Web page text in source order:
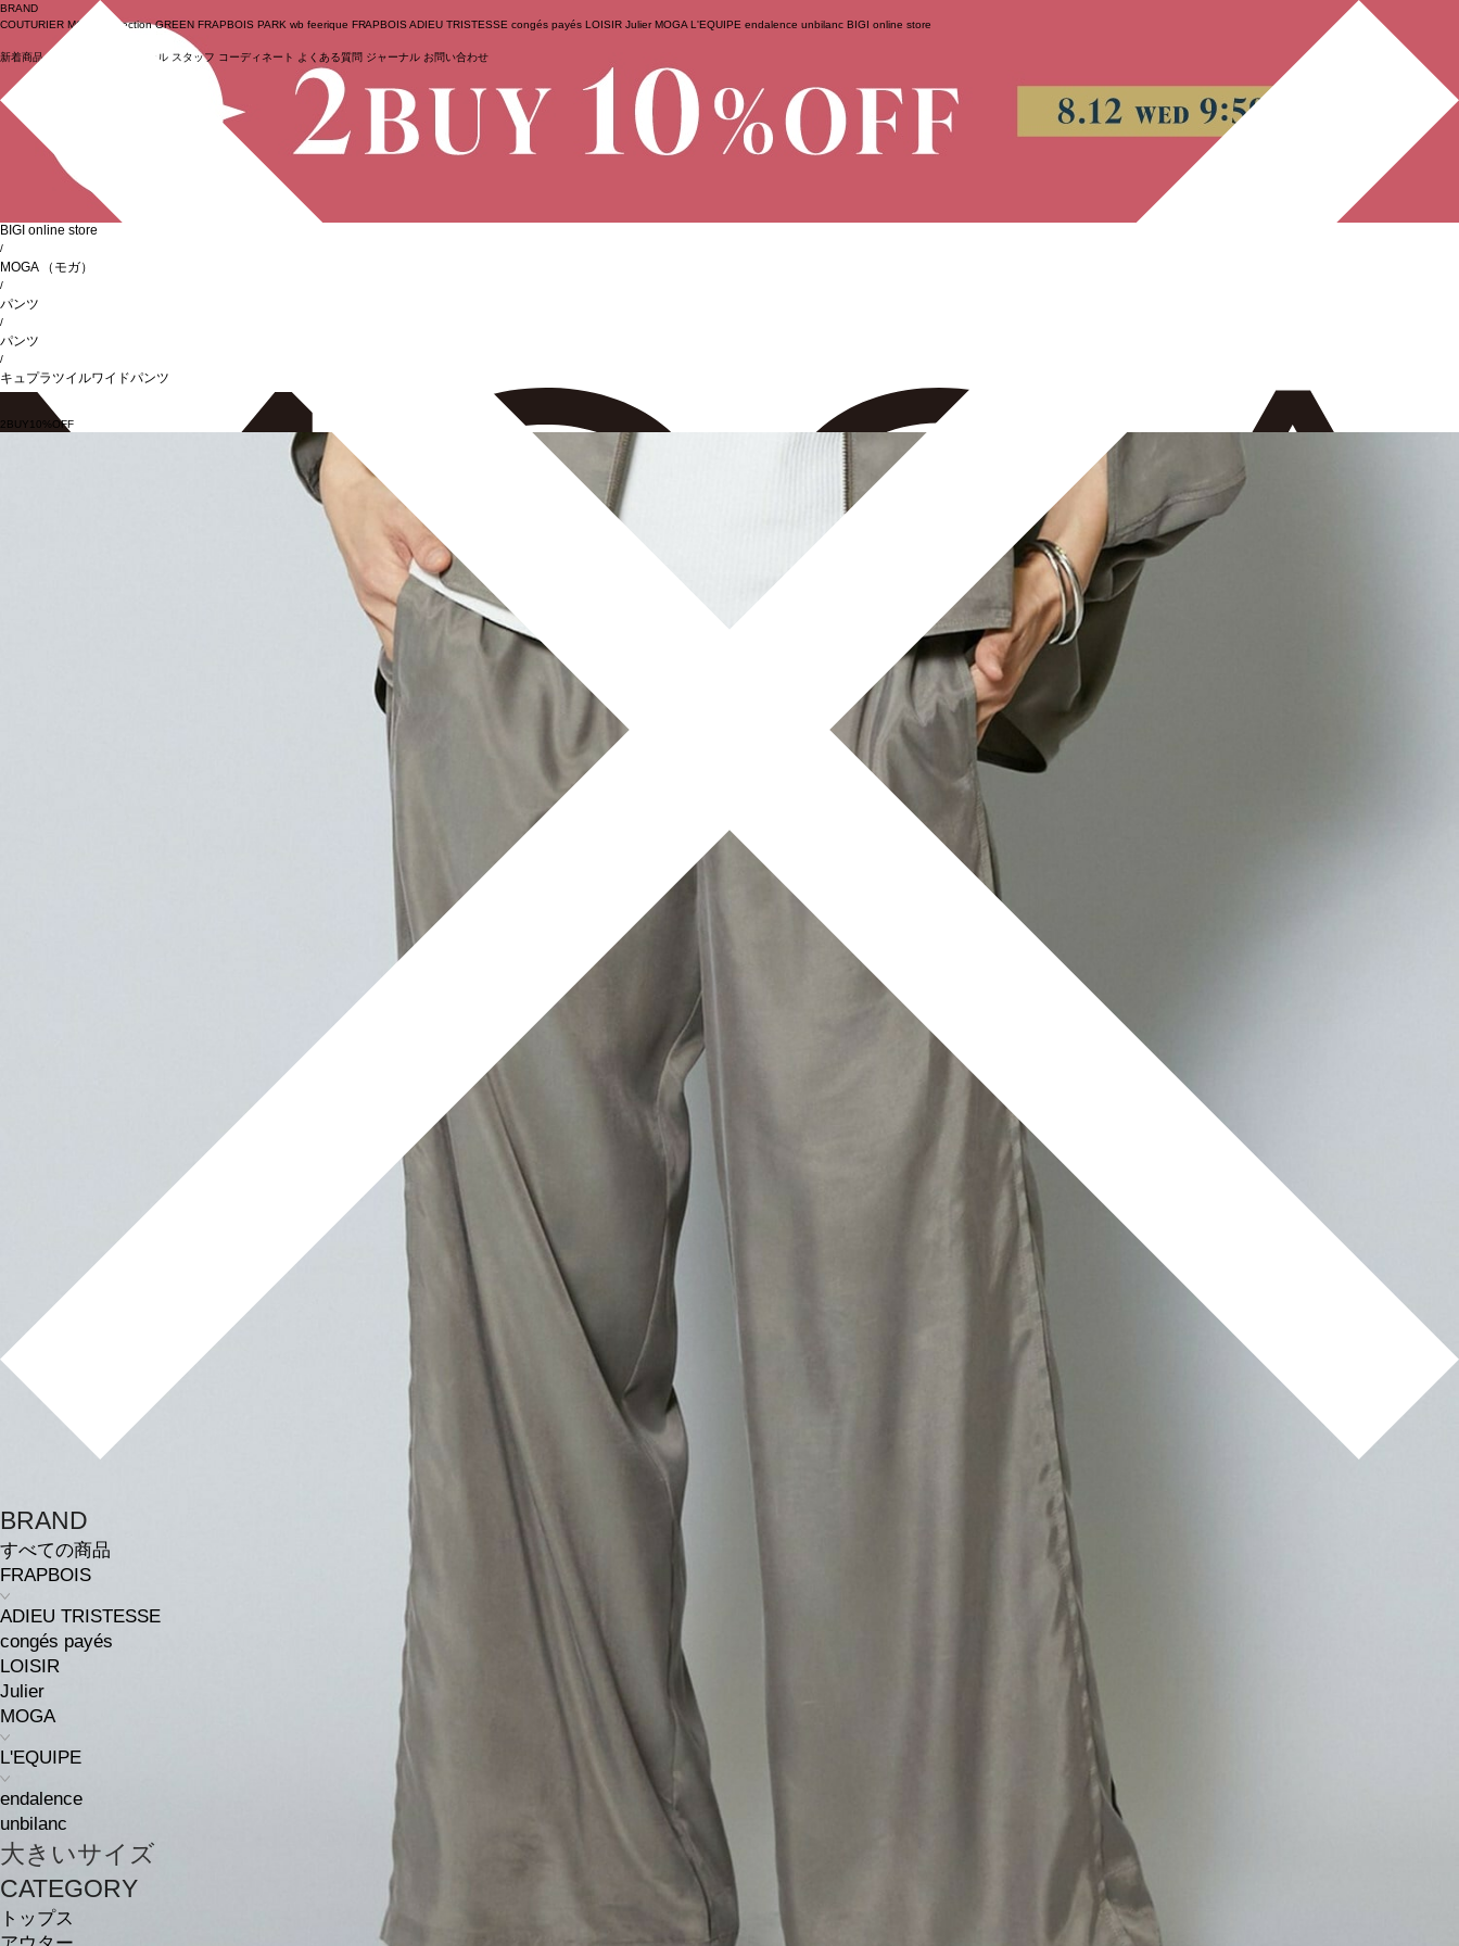
ログイン
BRAND
COUTURIER MOGA Collection GREEN FRAPBOIS PARK wb feerique FRAPBOIS ADIEU TRISTESSE congés payés LOISIR Julier MOGA L'EQUIPE endalence unbilanc BIGI online store
新着商品 (ライブ) セール スタッフ コーディネート よくある質問 ジャーナル お問い合わせ
BRAND
すべての商品
FRAPBOIS
ADIEU TRISTESSE
congés payés
LOISIR
Julier
MOGA
L'EQUIPE
endalence
unbilanc
大きいサイズ
CATEGORY
トップス
BIGI online store
/
MOGA （モガ）
/
パンツ
/
パンツ
/
キュプラツイルワイドパンツ
2BUY10%OFF